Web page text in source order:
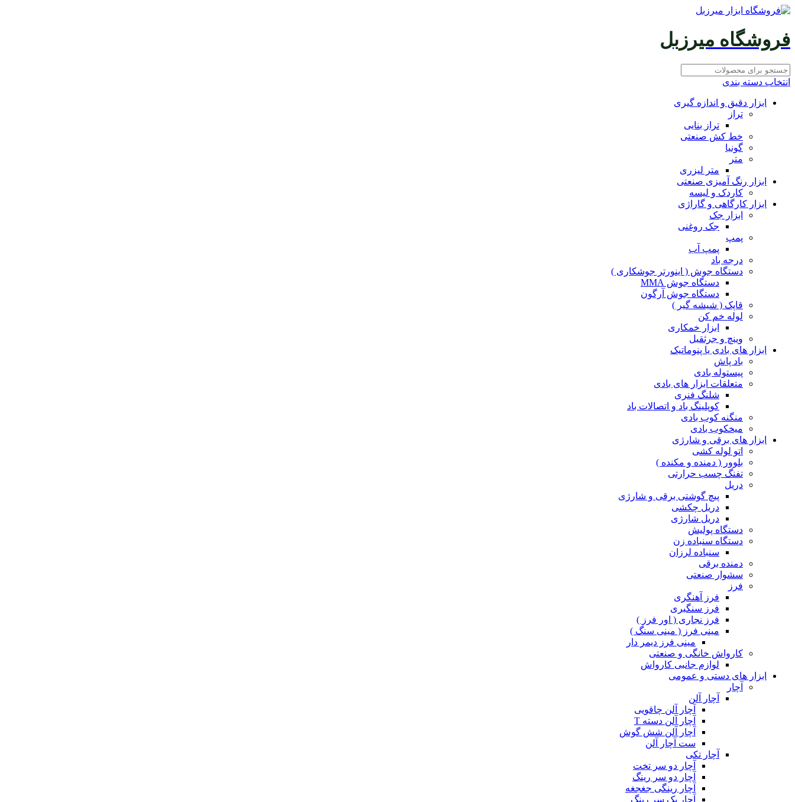
فروشگاه میرزبل
انتخاب دسته بندی
ابزار دقیق و اندازه گیری
تراز
تراز بنایی
خط کش صنعتی
گونیا
متر
متر لیزری
ابزار رنگ آمیزی صنعتی
کاردک و لیسه
ابزار کارگاهی و گاراژی
ابزار جک
جک روغنی
پمپ
پمپ آب
درجه باد
دستگاه جوش ( اینورتر جوشکاری )
دستگاه جوش MMA
دستگاه جوش آرگون
قاپک ( شیشه گیر )
لوله خم کن
ابزار خمکاری
وینچ و جرثقیل
ابزار های بادی یا پنوماتیک
باد پاش
پیستوله بادی
متعلقات ابزار های بادی
شلنگ فنری
کوپلینگ باد و اتصالات باد
منگنه کوب بادی
میخکوب بادی
ابزار های برقی و شارژی
اتو لوله کشی
بلوور ( دمنده و مکنده )
تفنگ چسب حرارتی
دریل
پیچ گوشتی برقی و شارژی
دریل چکشی
دریل شارژی
دستگاه پولیش
دستگاه سنباده زن
سنباده لرزان
دمنده برقی
سشوار صنعتی
فرز
فرز آهنگری
فرز سنگبری
فرز نجاری ( اور فرز )
مینی فرز ( مینی سنگ )
مینی فرز دیمر دار
کارواش خانگی و صنعتی
لوازم جانبی کارواش
ابزار های دستی و عمومی
آچار
آچار آلن
آچار آلن چاقویی
آچار آلن دسته T
آچار آلن شش گوش
ست آچار آلن
آچار تکی
آچار دو سر تخت
آچار دو سر رینگ
آچار رینگی جغجغه
آچار یک سر رینگ